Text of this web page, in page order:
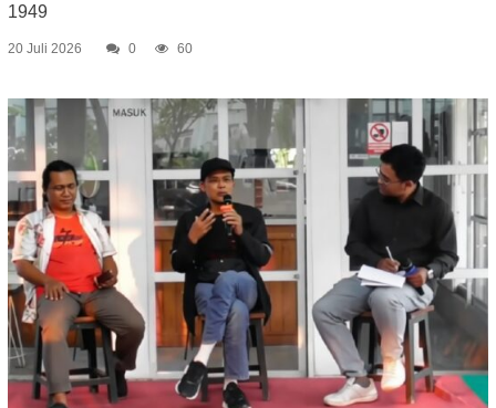
1949
20 Juli 2026 0 60